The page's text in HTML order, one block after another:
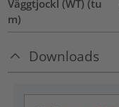
Väggtjockl (WT) (tu
m)
Downloads